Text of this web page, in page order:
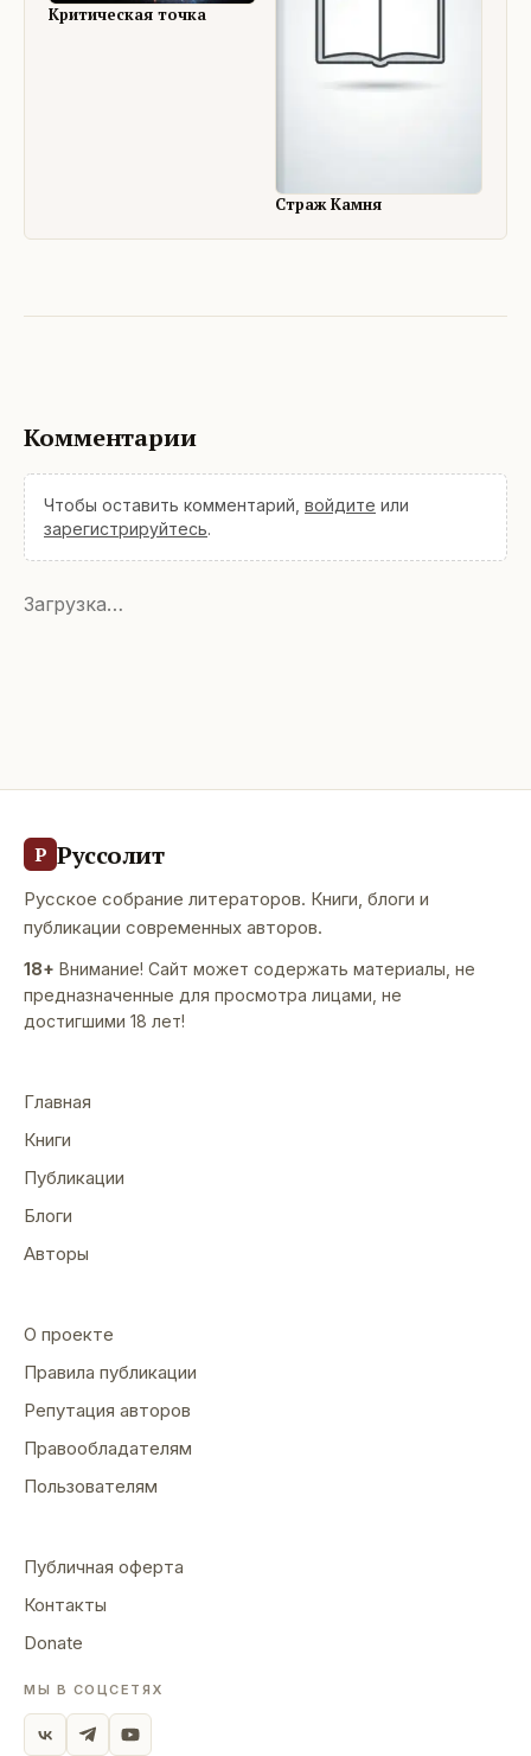
Критическая точка
Страж Камня
Комментарии
Чтобы оставить комментарий, войдите или
зарегистрируйтесь.
Загрузка…
Р Руссолит
Русское собрание литераторов. Книги, блоги и
публикации современных авторов.
18+ Внимание! Сайт может содержать материалы, не
предназначенные для просмотра лицами, не
достигшими 18 лет!
Главная
Книги
Публикации
Блоги
Авторы
О проекте
Правила публикации
Репутация авторов
Правообладателям
Пользователям
Публичная оферта
Контакты
Donate
МЫ В СОЦСЕТЯХ